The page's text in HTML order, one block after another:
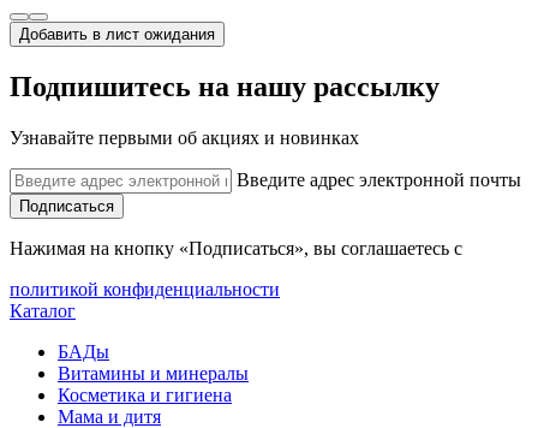
Добавить в лист ожидания
Подпишитесь на нашу рассылку
Узнавайте первыми об акциях и новинках
Введите адрес электронной почты
Подписаться
Нажимая на кнопку «Подписаться», вы соглашаетесь с
политикой конфиденциальности
Каталог
БАДы
Витамины и минералы
Косметика и гигиена
Мама и дитя